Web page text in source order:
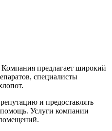
предлагает широкий
специалисты
и предоставлять
помощь. Услуги компании